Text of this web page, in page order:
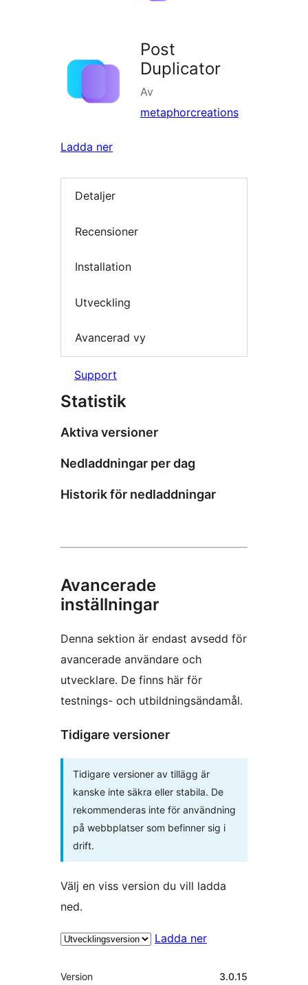
Post
Duplicator
Av
metaphorcreations
Ladda ner
Detaljer
Recensioner
Installation
Utveckling
Avancerad vy
Support
Statistik
Aktiva versioner
Nedladdningar per dag
Historik för nedladdningar
Avancerade
inställningar
Denna sektion är endast avsedd för
avancerade användare och
utvecklare. De finns här för
testnings- och utbildningsändamål.
Tidigare versioner
Tidigare versioner av tillägg är
kanske inte säkra eller stabila. De
rekommenderas inte för användning
på webbplatser som befinner sig i
drift.
Välj en viss version du vill ladda
ned.
Ladda ner
Meta
Version 3.0.15